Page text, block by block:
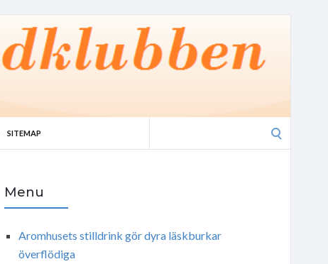
SITEMAP
Menu
Aromhusets stilldrink gör dyra läskburkar
överflödiga